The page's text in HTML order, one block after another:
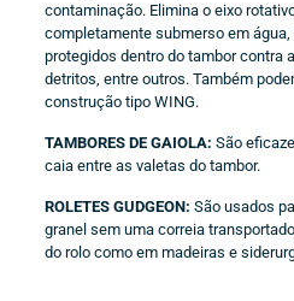
contaminação. Elimina o eixo
completamente submerso em
protegidos dentro do tambor contra
detritos, entre outros. Também
construção tipo WING.
TAMBORES DE GAIOLA: São
caia entre as valetas do tambor.
ROLETES GUDGEON: São usados
granel sem uma correia
do rolo como em madeiras e